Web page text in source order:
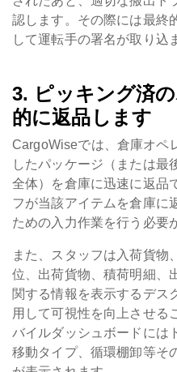
認します。その際には最終
して運転手の署名が取り込
3. ピッキング済
的に返品します
CargoWiseでは、倉庫オペ
したパッケージ（または最
全体）を倉庫に迅速に返品
フが当該アイテムを倉庫に
ための入力作業を行う必要
また、スタッフは入荷貨物
位、出荷貨物、積荷明細、
関する情報を表示するデス
用して可視性を向上させる
バイルダッシュボードには
移動タイプ、循環棚卸等そ